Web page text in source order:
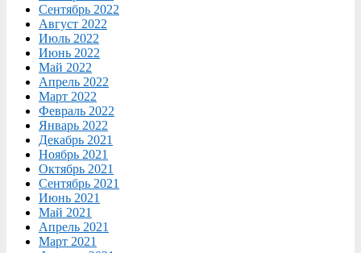
Сентябрь 2022
Август 2022
Июль 2022
Июнь 2022
Май 2022
Апрель 2022
Март 2022
Февраль 2022
Январь 2022
Декабрь 2021
Ноябрь 2021
Октябрь 2021
Сентябрь 2021
Июнь 2021
Май 2021
Апрель 2021
Март 2021